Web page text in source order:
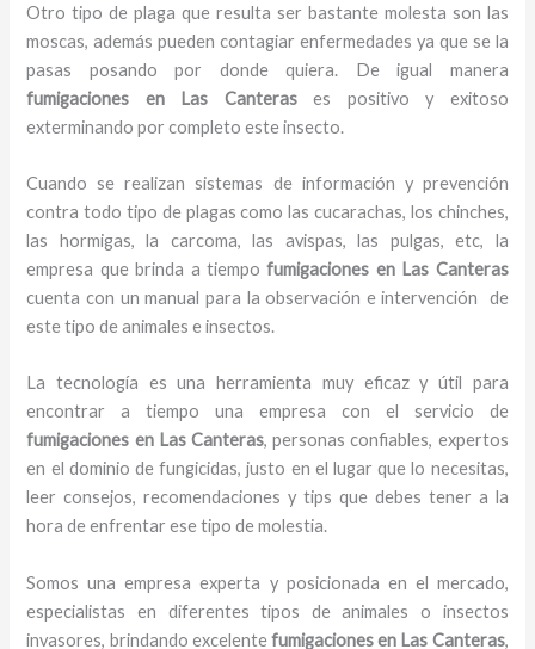
Otro tipo de plaga que resulta ser bastante molesta son las
moscas, además pueden contagiar enfermedades ya que se la
pasas posando por donde quiera. De igual manera
fumigaciones en Las Canterases positivo y exitoso
exterminando por completo este insecto.
Cuando se realizan sistemas de información y prevención
contra todo tipo de plagas como las cucarachas, los chinches,
las hormigas, la carcoma, las avispas, las pulgas, etc, la
empresa que brinda a tiempofumigaciones en Las Canteras
cuenta con un manual para la observación e intervención de
este tipo de animales e insectos.
La tecnología es una herramienta muy eficaz y útil para
encontrar a tiempo una empresa con el servicio de
fumigaciones en Las Canteras, personas confiables, expertos
en el dominio de fungicidas, justo en el lugar que lo necesitas,
leer consejos, recomendaciones y tips que debes tener a la
hora de enfrentar ese tipo de molestia.
Somos una empresa experta y posicionada en el mercado,
especialistas en diferentes tipos de animales o insectos
invasores, brindando excelentefumigacionesen Las Canteras,